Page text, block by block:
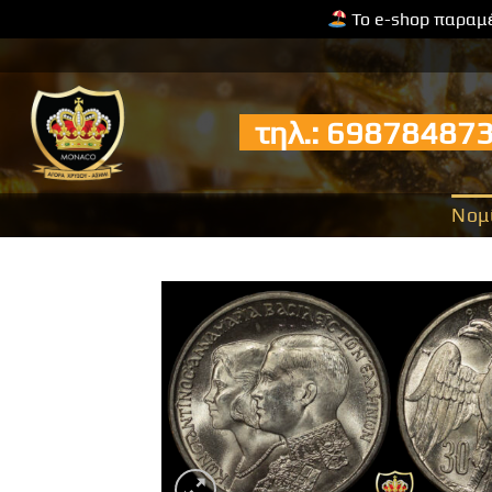
Το e-shop
στο
περιεχόμενο
τηλ.: